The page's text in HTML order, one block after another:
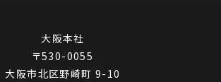
大阪本社
〒530-0055
大阪市北区野崎町 9-10